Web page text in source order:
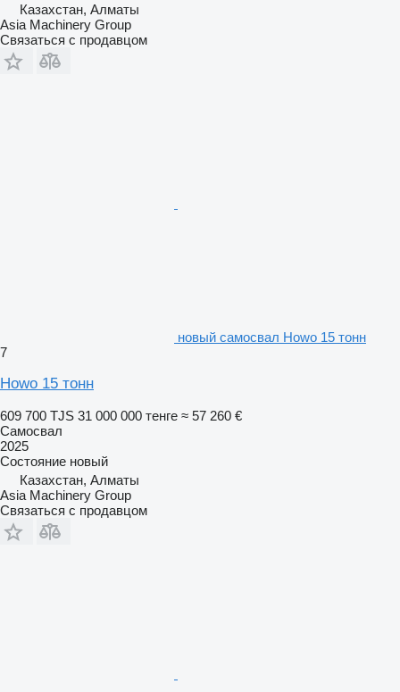
Казахстан, Алматы
Asia Machinery Group
Связаться с продавцом
новый самосвал Howo 15 тонн
7
Howo 15 тонн
609 700 TJS 31 000 000 тенге ≈ 57 260 €
Самосвал
2025
Состояние новый
Казахстан, Алматы
Asia Machinery Group
Связаться с продавцом